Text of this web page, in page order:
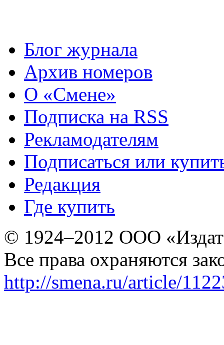
Блог журнала
Архив номеров
О «Смене»
Подписка на RSS
Рекламодателям
Подписаться или
Редакция
Где купить
© 1924–2012 ООО
Все права охраняются
http://smena.ru/article/